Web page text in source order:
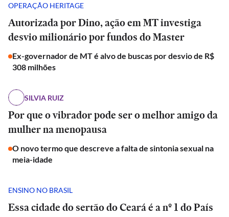
OPERAÇÃO HERITAGE
Autorizada por Dino, ação em MT investiga
desvio milionário por fundos do Master
Ex-governador de MT é alvo de buscas por desvio de R$
308 milhões
SILVIA RUIZ
Por que o vibrador pode ser o melhor amigo da
mulher na menopausa
O novo termo que descreve a falta de sintonia sexual na
meia-idade
ENSINO NO BRASIL
Essa cidade do sertão do Ceará é a nº 1 do País